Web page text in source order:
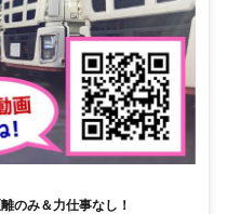
のみ＆力仕事なし！